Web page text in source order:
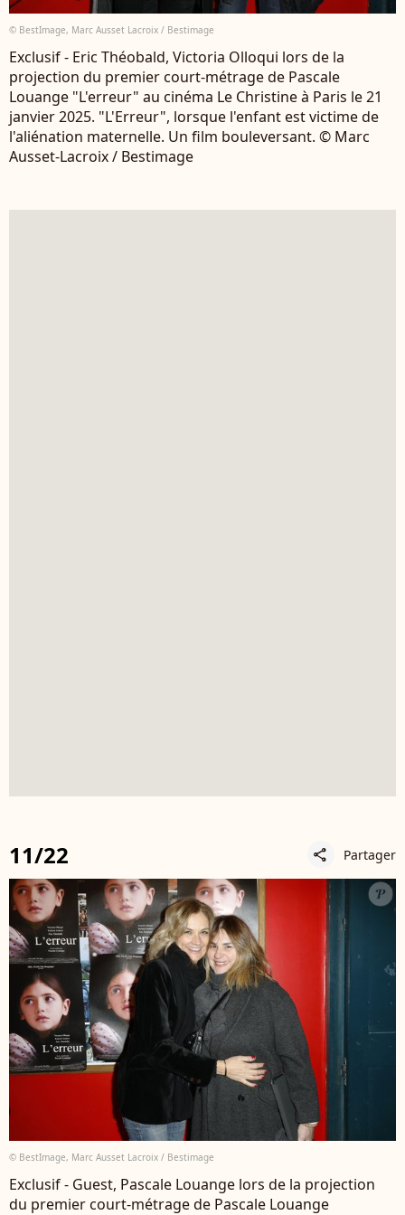
© BestImage, Marc Ausset Lacroix / Bestimage
Exclusif - Eric Théobald, Victoria Olloqui lors de la
projection du premier court-métrage de Pascale
Louange "L'erreur" au cinéma Le Christine à Paris le 21
janvier 2025. "L'Erreur", lorsque l'enfant est victime de
l'aliénation maternelle. Un film bouleversant. © Marc
Ausset-Lacroix / Bestimage
11/22 share Partager
© BestImage, Marc Ausset Lacroix / Bestimage
Exclusif - Guest, Pascale Louange lors de la projection
du premier court-métrage de Pascale Louange